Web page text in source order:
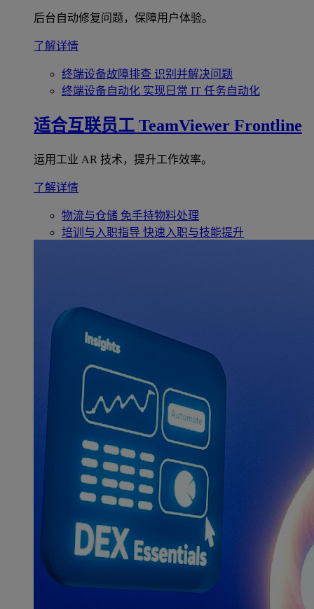
后台自动修复问题，保障用户体验。
了解详情
终端设备故障排查 识别并解决问题
终端设备自动化 实现日常 IT 任务自动化
适合互联员工 TeamViewer Frontline
运用工业 AR 技术，提升工作效率。
了解详情
物流与仓储 免手持物料处理
培训与入职指导 快速入职与技能提升